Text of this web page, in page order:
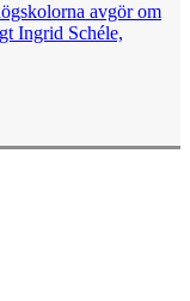
avgör om
Ingrid Schéle,